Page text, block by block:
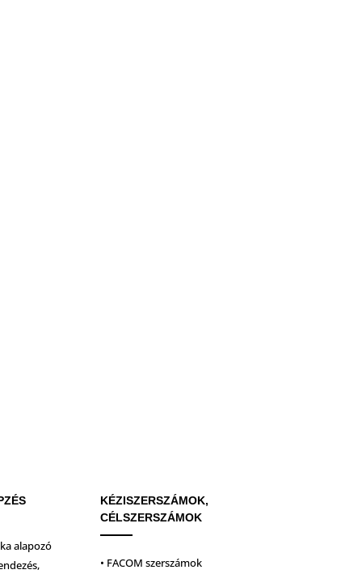
alapozó
KÉZISZERSZÁMOK,
CÉLSZERSZÁMOK
• FACOM szerszámok